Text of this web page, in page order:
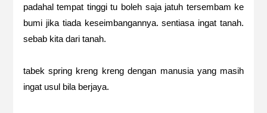
padahal tempat tinggi tu boleh saja jatuh tersembam ke
bumi jika tiada keseimbangannya. sentiasa ingat tanah.
sebab kita dari tanah.
tabek spring kreng kreng dengan manusia yang masih
ingat usul bila berjaya.